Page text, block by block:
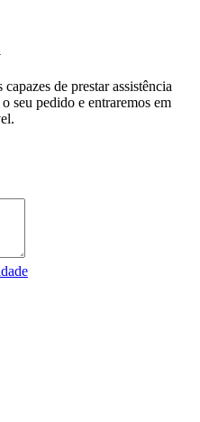
de prestar assistência
seu pedido e entraremos em